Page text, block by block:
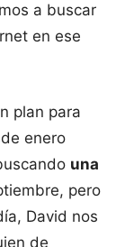
a buscar
en ese
plan para
enero
una
pero
David nos
de